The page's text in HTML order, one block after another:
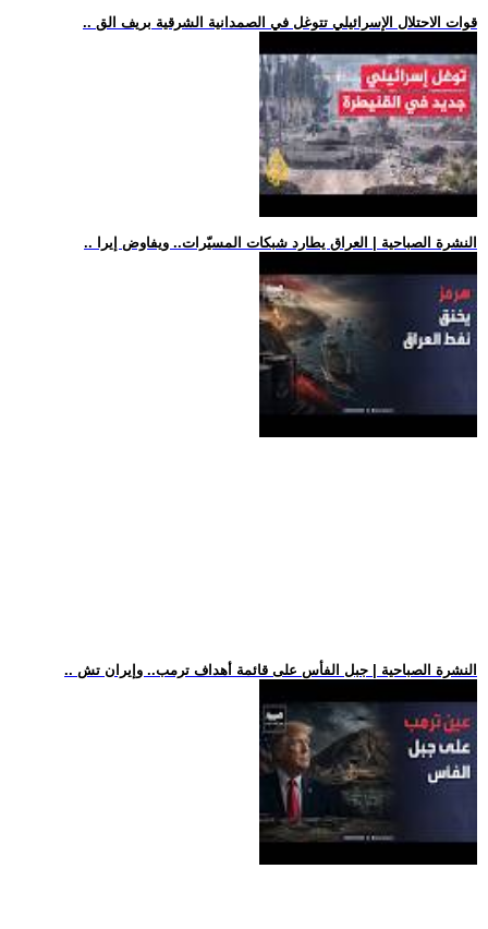
.. قوات الاحتلال الإسرائيلي تتوغل في الصمدانية الشرقية بريف الق
.. النشرة الصباحية | العراق يطارد شبكات المسيّرات.. ويفاوض إيرا
.. النشرة الصباحية | جبل الفأس على قائمة أهداف ترمب.. وإيران تش